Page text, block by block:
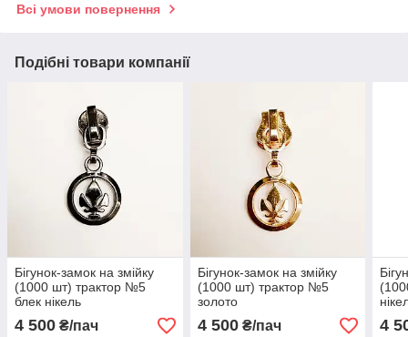
Всі умови повернення
Подібні товари компанії
Бігунок-замок на змійку
(1000 шт) трактор №5
блек нікель
4 500 ₴/пач
Бігунок-замок на змійку
(1000 шт) трактор №5
золото
4 500₴/пач 4